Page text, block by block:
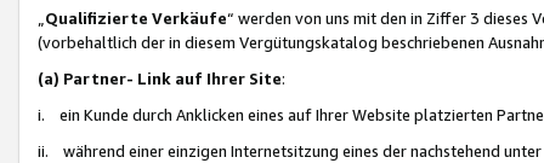
Qualifizierte Verkäufe“ werden von uns mit den in Ziffer 3
(vorbehaltlich der in diesem Vergütungskatalog beschriebenen
(a) Partner- Link auf Ihrer Site:
i. ein Kunde durch Anklicken eines auf Ihrer Website platzierten
ii. während einer einzigen Internetsitzung eines der nachstehend